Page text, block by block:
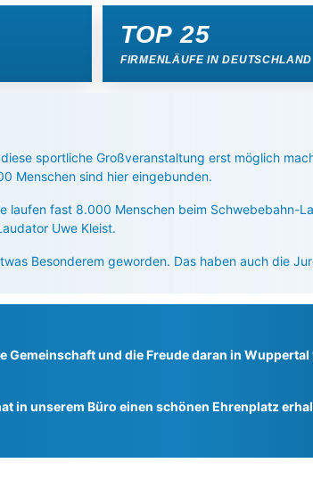
TOP 25
FIRMENLÄUFE IN DEUTSCHLAND
sportliche Großveranstaltung erst möglich
Menschen sind hier eingebunden.
laufen fast 8.000 Menschen beim Schwebebahn-
Uwe Kleist.
Besonderem geworden. Das haben auch die
und die Freude daran in
in unserem Büro einen schönen Ehrenplatz